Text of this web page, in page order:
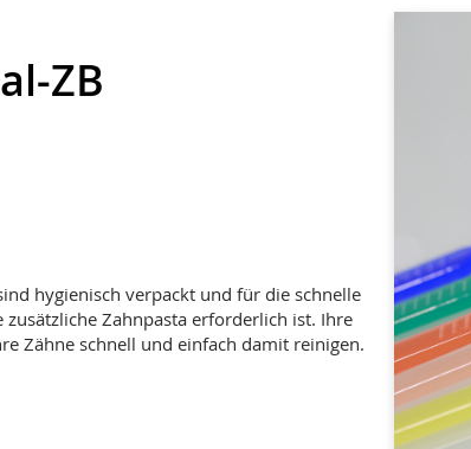
ZB
hygienisch verpackt und für die schnelle
Zahnpasta erforderlich ist. Ihre
Zähne schnell und einfach damit reinigen.